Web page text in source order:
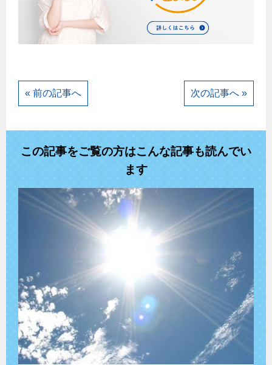
« 前の記事へ 次の記事へ »
この記事をご覧の方はこんな記事も読んでい
ます